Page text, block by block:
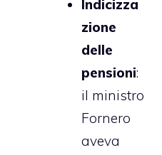
Indicizza
zione
delle
pensioni:
il ministro
Fornero
aveva